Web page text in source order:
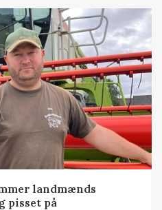
landmænds
pisset på